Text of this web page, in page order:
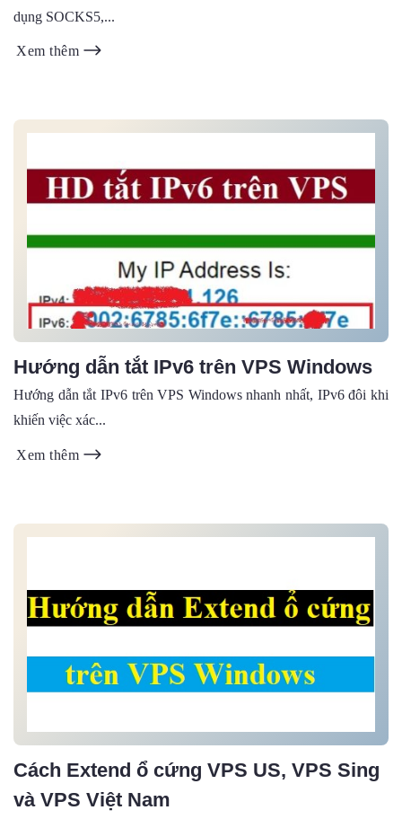
dụng SOCKS5,...
Xem thêm
Hướng dẫn tắt IPv6 trên VPS Windows
Hướng dẫn tắt IPv6 trên VPS Windows nhanh nhất, IPv6 đôi khi
khiến việc xác...
Xem thêm
Cách Extend ổ cứng VPS US, VPS Sing
và VPS Việt Nam